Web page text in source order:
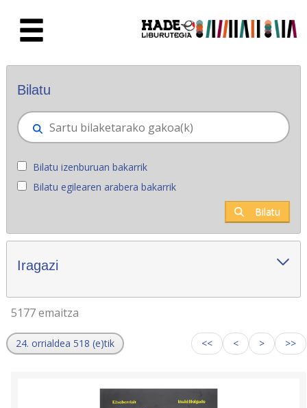
Eskuratu berriak - Liburutegia
Bilatu
Bilatu izenburuan bakarrik
Bilatu egilearen arabera bakarrik
Bilatu
Iragazi
5177 emaitza
24. orrialdea 518 (e)tik << < > >>